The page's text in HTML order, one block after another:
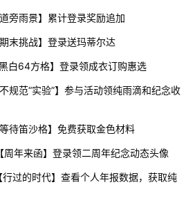
旁雨景】累计登录奖励追加
末挑战】登录送玛蒂尔达
白64方格】登录领成衣订购惠选
规范“实验”】参与活动领纯雨滴和纪念收
待笛沙格】免费获取金色材料
年来函】登录领二周年纪念动态头像
过的时代】查看个人年报数据，获取纯